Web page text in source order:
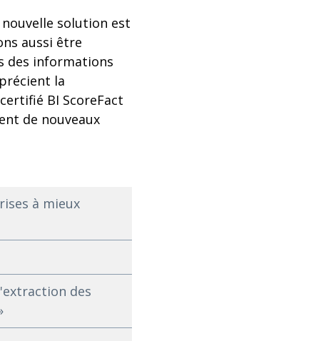
solution est
aussi être
des informations
la
BI ScoreFact
de nouveaux
à mieux
des